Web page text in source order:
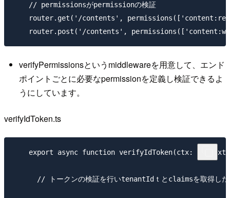
    // permissionsがpermissionの検証
router.get('/contents',
verifyPermissionsというmiddlewareを用意して、エンド
ポイントごとに必要なpermissionを定義し検証できるよ
うにしています。
verifyIdToken.ts
export async function verifyIdToken(ctx:
// トークンの検証を行いtenantIdｔとclaimsを取得した